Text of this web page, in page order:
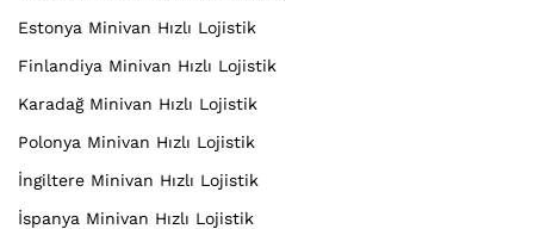
Estonya Minivan Hızlı Lojistik
Finlandiya Minivan Hızlı Lojistik
Karadağ Minivan Hızlı Lojistik
Polonya Minivan Hızlı Lojistik
İngiltere Minivan Hızlı Lojistik
İspanya Minivan Hızlı Lojistik